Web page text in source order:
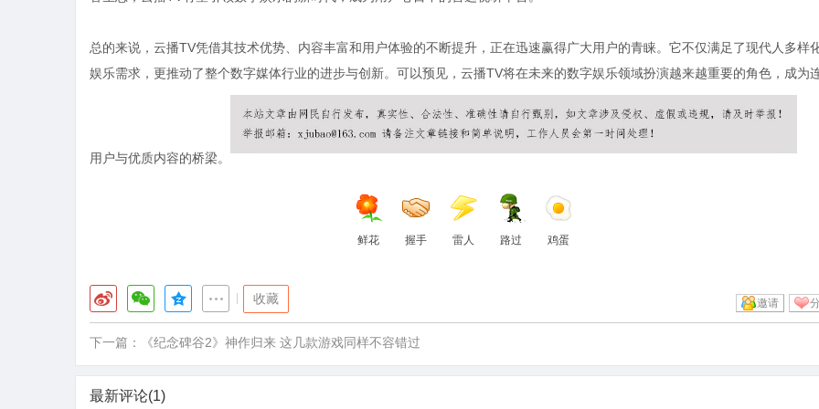
总的来说，云播TV凭借其技术优势、内容丰富和用户体验的不断提升，正在迅速赢得广大用户的青睐。它不仅满足了现代人多样
娱乐需求，更推动了整个数字媒体行业的进步与创新。可以预见，云播TV将在未来的数字娱乐领域扮演越来越重要的角色，成为
用户与优质内容的桥梁。
鲜花 握手 雷人 路过 鸡蛋
收藏 邀请
下一篇： 《纪念碑谷2》神作归来 这几款游戏同样不容错过
最新评论(1)